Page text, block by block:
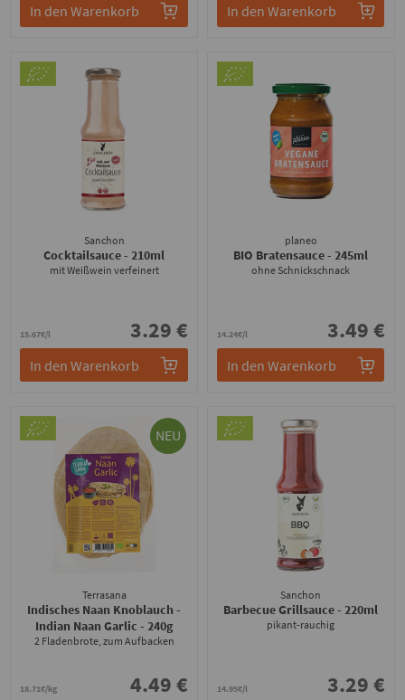
In den Warenkorb In den Warenkorb
Sanchon
Cocktailsauce- 210ml
mit Weißwein verfeinert
15.67€/l 3.29 €
In den Warenkorb
planeo
BIO Bratensauce- 245ml
ohne Schnickschnack
14.24€/l 3.49 €
In den Warenkorb
NEU
Terrasana
Indisches Naan Knoblauch -
Indian Naan Garlic- 240g
2 Fladenbrote, zum Aufbacken
18.71€/kg 4.49 €
Sanchon
Barbecue Grillsauce- 220ml
pikant-rauchig
14.95€/l 3.29 €